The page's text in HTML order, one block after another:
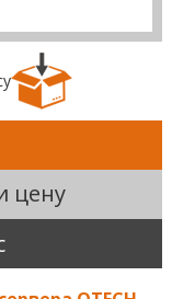
цену